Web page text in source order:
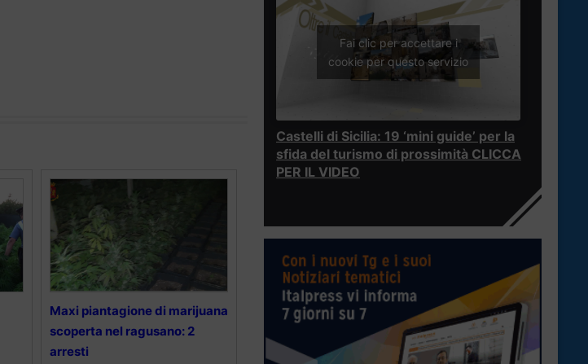
Maxi piantagione di marijuana
scoperta nel ragusano: 2
arresti
Fai clic per accettare i
cookie per questo servizio
Castelli di Sicilia: 19 ‘mini guide’ per la
sfida del turismo di prossimità CLICCA
PER IL VIDEO